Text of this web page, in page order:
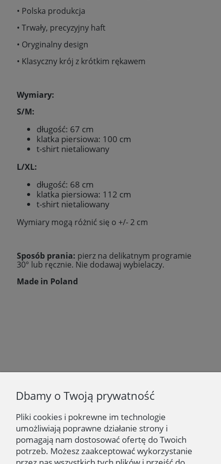
• Polska produkcja
• Trwały, precyzyjny haft
• Oryginalny design
• Klasyczny krój z krótkim rękawem
Wymiary:
S/M:
długość: 67 cm
klatka piersiowa: 100 cm
t-shirt nietaliowany
L/XL:
długość: 68 cm
klatka piersiowa: 112 cm
t-shirt nietaliowany
Wymiary mogą różnić się o +/- 2 cm
Sposób prania: pierz na delikatnym programie
30° lub ręcznie. Nie dodawaj wybielaczy.
Made in Poland
Newsletter
Podaj swój adres e-mail, jeżeli chcesz otrzymywać
informacje o nowościach i promocjach.
Zapisz się
Dbamy o Twoją prywatność
Pliki cookies i pokrewne im technologie
umożliwiają poprawne działanie strony i
pomagają nam dostosować ofertę do Twoich
potrzeb. Możesz zaakceptować wykorzystanie